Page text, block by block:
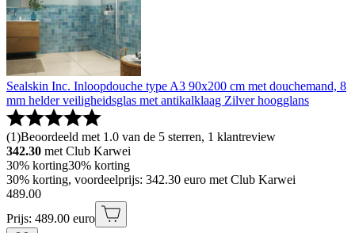
Sealskin Inc. Inloopdouche type A3 90x200 cm met douchemand, 8
mm helder veiligheidsglas met antikalklaag Zilver hoogglans
(1)Beoordeeld met 1.0 van de 5 sterren, 1 klantreview
342.30 met Club Karwei
30% korting30% korting
30% korting, voordeelprijs: 342.30 euro met Club Karwei
489.00
Prijs: 489.00 euro